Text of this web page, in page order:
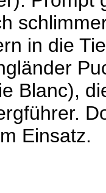
in die
Blanc),
Einsatz.